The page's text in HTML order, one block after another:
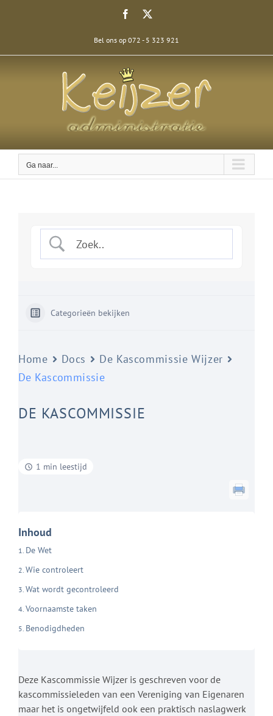
Facebook
Bel ons op 072 - 5 323 921
Ga naar...
Categorieën bekijken
Home Docs
De Kascommissie Wijzer
De Kascommissie
DE KASCOMMISSIE
1 min leestijd
Inhoud
De Wet
Wie controleert
Wat wordt gecontroleerd
Voornaamste taken
Benodigdheden
Deze Kascommissie Wijzer is geschreven voor de
kascommissieleden van een Vereniging van Eigenaren
maar het is ongetwijfeld ook een praktisch naslagwerk